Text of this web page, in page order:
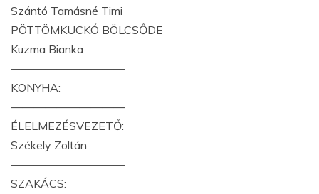
Szántó Tamásné Timi
PÖTTÖMKUCKÓ BÖLCSŐDE
Kuzma Bianka
——————————
KONYHA:
——————————
ÉLELMEZÉSVEZETŐ:
Székely Zoltán
——————————
SZAKÁCS: